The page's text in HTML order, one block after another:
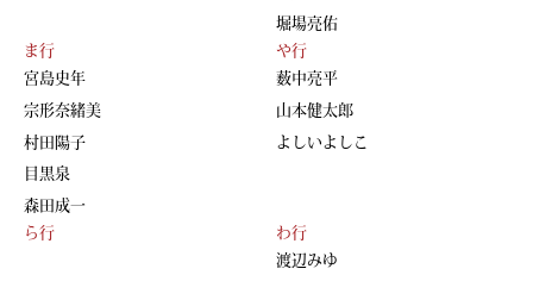
堀場亮佑
ま行
宮島史年
宗形奈緒美
村田陽子
目黒泉
森田成一
や行
薮中亮平
山本健太郎
よしいよしこ
ら行
わ行
渡辺みゆ